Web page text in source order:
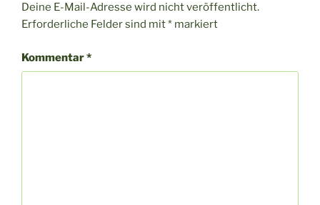
Deine E-Mail-Adresse wird nicht veröffentlicht.
Erforderliche Felder sind mit* markiert
Kommentar*